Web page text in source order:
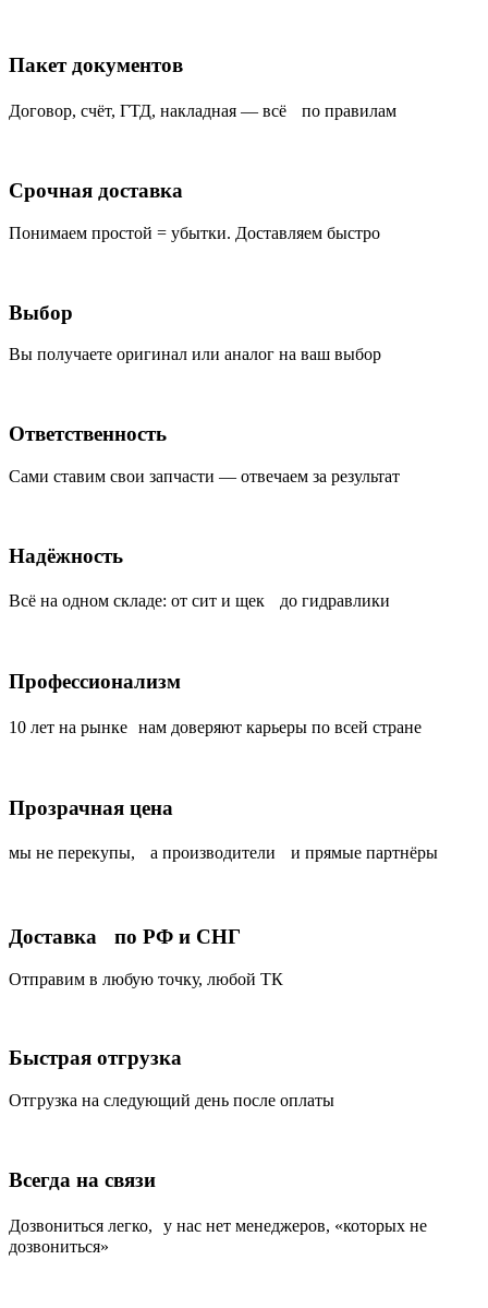
Пакет документов
Договор, счёт, ГТД, накладная — всё по правилам
Срочная доставка
Понимаем простой = убытки. Доставляем быстро
Выбор
Вы получаете оригинал или аналог на ваш выбор
Ответственность
Сами ставим свои запчасти — отвечаем за результат
Надёжность
Всё на одном складе: от сит и щек до гидравлики
Профессионализм
10 лет на рынке нам доверяют карьеры по всей стране
Прозрачная цена
мы не перекупы, а производители и прямые партнёры
Доставка по РФ и СНГ
Отправим в любую точку, любой ТК
Быстрая отгрузка
Отгрузка на следующий день после оплаты
Всегда на связи
Дозвониться легко, у нас нет менеджеров, «которых не
дозвониться»